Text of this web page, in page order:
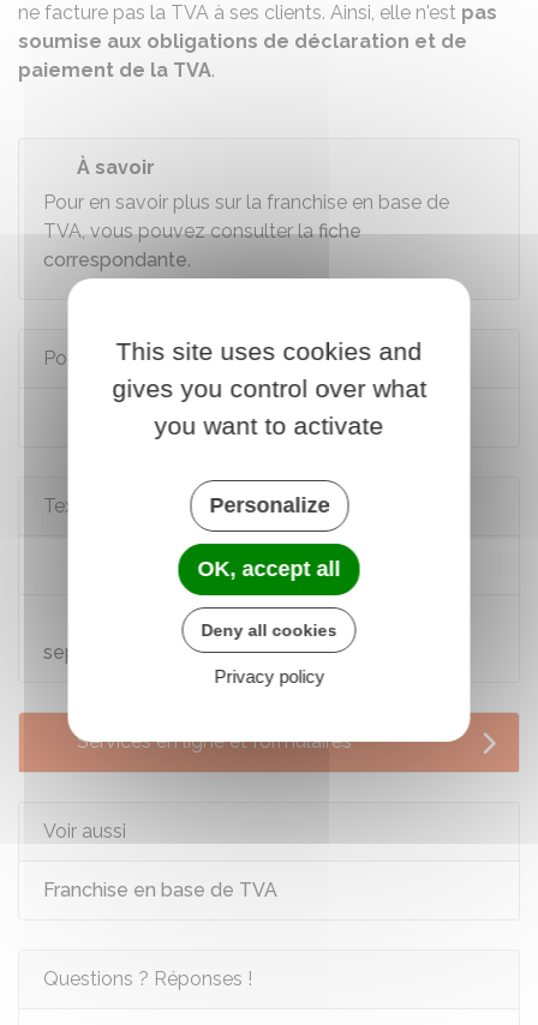
ne facture pas la TVA à ses clients. Ainsi, elle n'est pas
soumise aux obligations de déclaration et de
paiement de la TVA.
À savoir
Pour en savoir plus sur la franchise en base de
TVA, vous pouvez consulter lafiche
correspondante.
Pour en savoir plus
TVA - régimes d'imposition
Textes de référence
Code général des impôts : article 287
Code général des impôts : articles 302
septies A à 302 septies AA
Services en ligne et formulaires
Voir aussi
Franchise en base de TVA
Questions ? Réponses !
This site uses cookies and
gives you control over what
you want to activate
Personalize
OK, accept all
Deny all cookies
Privacy policy